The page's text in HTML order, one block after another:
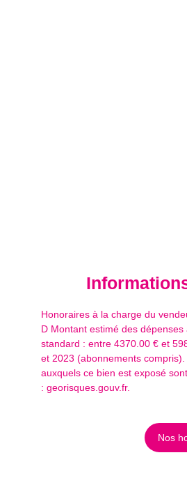
Honoraires à la charge du
D Montant estimé des
standard : entre 4370.00 € et
et 2023 (abonnements
auxquels ce bien est exposé
: georisques.gouv.fr.
Nos